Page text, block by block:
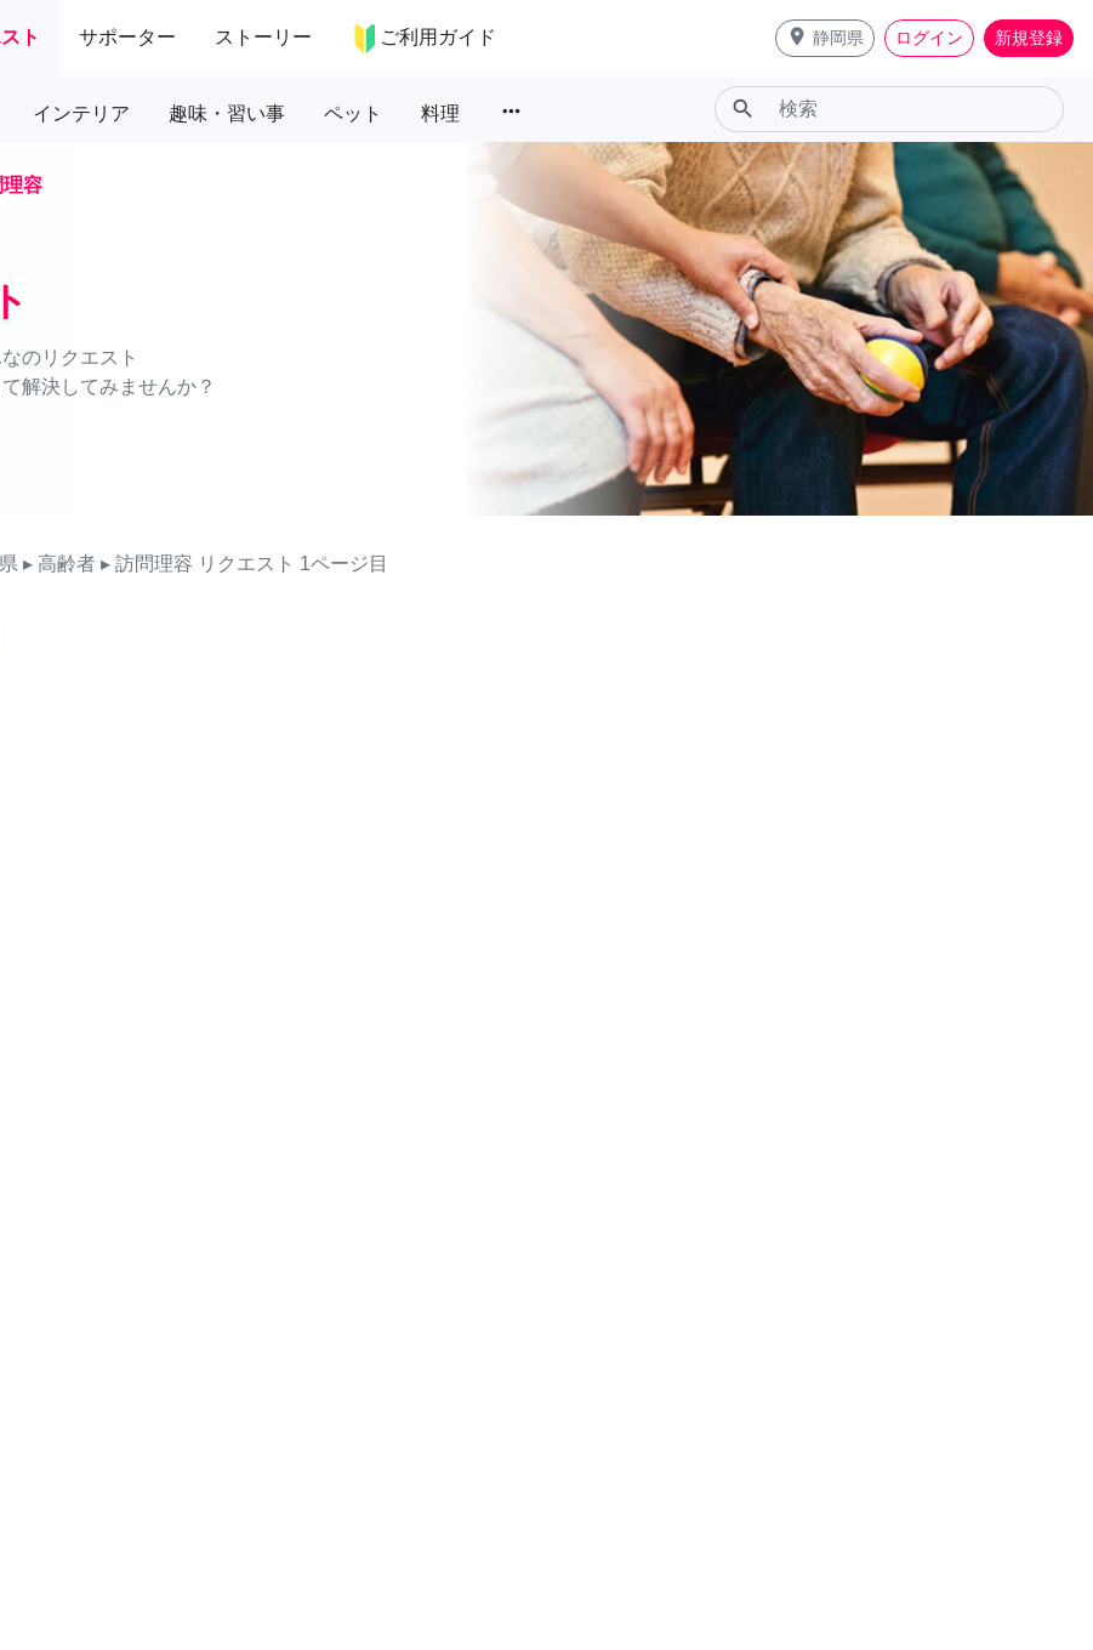
ト サポーター ストーリー ご利用ガイド place 静岡県 ログイン 新規登録
インテリア 趣味・習い事 ペット 料理 more_horiz search
容
のリクエスト
解決してみませんか？
▸ 高齢者 ▸ 訪問理容 リクエスト 1ページ目